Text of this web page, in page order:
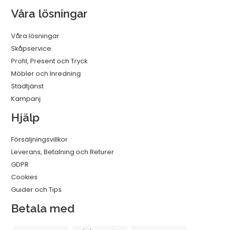
Våra lösningar
Våra lösningar
Skåpservice
Profil, Present och Tryck
Möbler och Inredning
Städtjänst
Kampanj
Hjälp
Försäljningsvillkor
Leverans, Betalning och Returer
GDPR
Cookies
Guider och Tips
Betala med